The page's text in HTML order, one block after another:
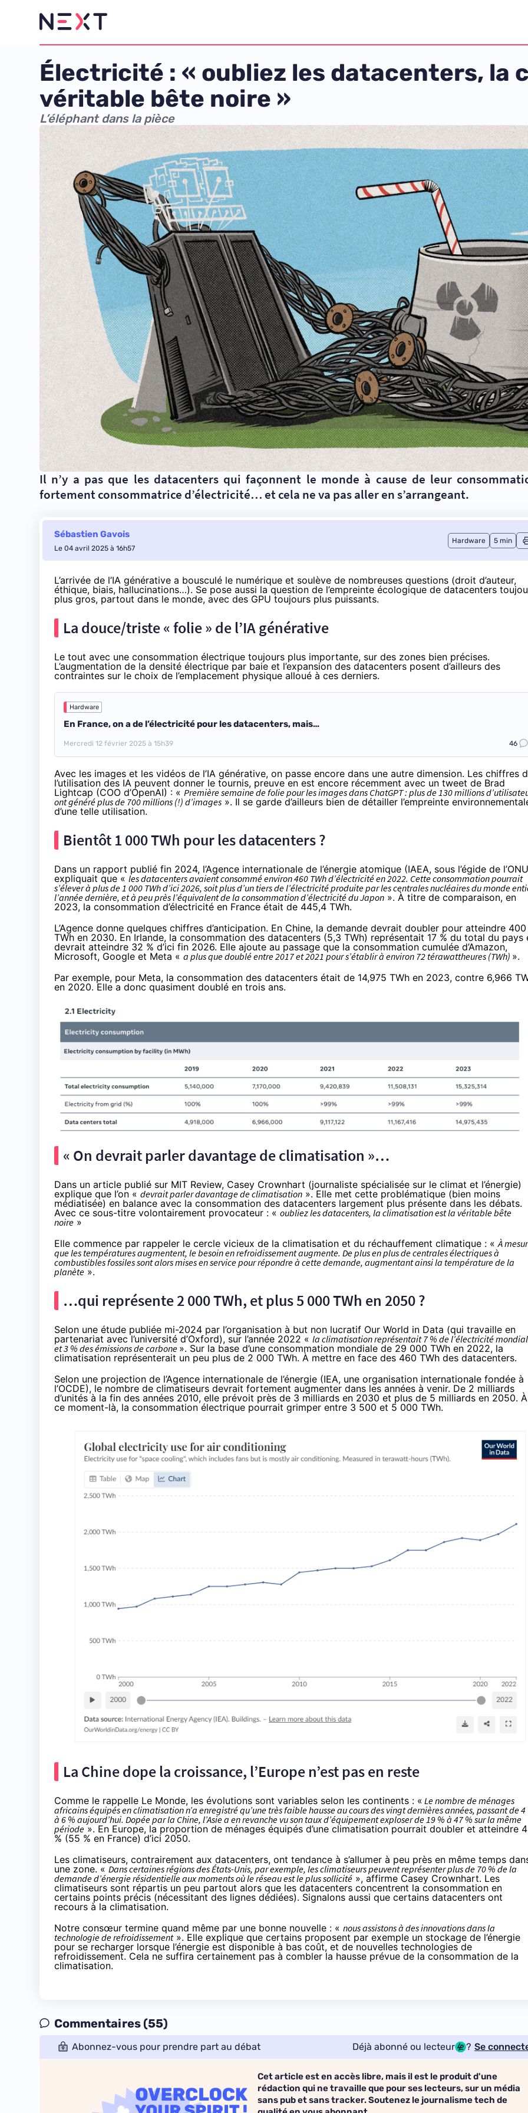
Électricité : « oubliez les datacenters, la
véritable bête noire »
L’éléphant dans la pièce
Il n’y a pas que les datacenters qui façonnent le monde à cause de leur
fortement consommatrice d’électricité… et cela ne va pas aller en s’arrangeant.
Sébastien Gavois
Le 04 avril 2025 à 16h57
Hardware 5 min
L’arrivée de l’IA générative a bousculé le numérique et soulève de nombreuses questions (droit d’auteur,
éthique, biais, hallucinations…). Se pose aussi la question de l’empreinte écologique de datacenters
plus gros, partout dans le monde, avec des GPU toujours plus puissants.
La douce/triste « folie » de l’IA générative
Le tout avec une consommation électrique toujours plus importante, sur des zones bien précises.
L’augmentation de la densité électrique par baie et l’expansion des datacenters posent d’ailleurs des
contraintes sur le choix de l’emplacement physique alloué à ces derniers.
Hardware
En France, on a de l’électricité pour les datacenters, mais…
Mercredi 12 février 2025 à 15h39 46
Avec les images et les vidéos de l’IA générative, on passe encore dans une autre dimension. Les chiffres
l’utilisation des IA peuvent donner le tournis, preuve en est encore récemment avec un tweet de Brad
Lightcap (COO d’OpenAI) : « Première semaine de folie pour les images dans ChatGPT : plus de 130 millions
ont généré plus de 700 millions (!) d’images ». Il se garde d’ailleurs bien de détailler l’empreinte
d’une telle utilisation.
Bientôt 1 000 TWh pour les datacenters ?
Dans un rapport publié fin 2024, l’Agence internationale de l’énergie atomique (IAEA, sous l’égide de
expliquait que « les datacenters avaient consommé environ 460 TWh d’électricité en 2022. Cette consommation pourrait
s’élever à plus de 1 000 TWh d’ici 2026, soit plus d’un tiers de l’électricité produite par les centrales nucléaires du monde
l’année dernière, et à peu près l’équivalent de la consommation d’électricité du Japon ». À titre de comparaison, en
2023, la consommation d’électricité en France était de 445,4 TWh.
L’Agence donne quelques chiffres d’anticipation. En Chine, la demande devrait doubler pour atteindre 400
TWh en 2030. En Irlande, la consommation des datacenters (5,3 TWh) représentait 17 % du total du pays
devrait atteindre 32 % d’ici fin 2026. Elle ajoute au passage que la consommation cumulée d’Amazon,
Microsoft, Google et Meta « a plus que doublé entre 2017 et 2021 pour s’établir à environ 72 térawattheures (TWh) ».
Par exemple, pour Meta, la consommation des datacenters était de 14,975 TWh en 2023, contre 6,966
en 2020. Elle a donc quasiment doublé en trois ans.
« On devrait parler davantage de climatisation »…
Dans un article publié sur MIT Review, Casey Crownhart (journaliste spécialisée sur le climat et l’énergie)
explique que l’on « devrait parler davantage de climatisation ». Elle met cette problématique (bien moins
médiatisée) en balance avec la consommation des datacenters largement plus présente dans les débats.
Avec ce sous-titre volontairement provocateur : « oubliez les datacenters, la climatisation est la véritable bête
noire »
Elle commence par rappeler le cercle vicieux de la climatisation et du réchauffement climatique : «À
que les températures augmentent, le besoin en refroidissement augmente. De plus en plus de centrales électriques à
combustibles fossiles sont alors mises en service pour répondre à cette demande, augmentant ainsi la température de la
planète ».
…qui représente 2 000 TWh, et plus 5 000 TWh en 2050 ?
Selon une étude publiée mi-2024 par l’organisation à but non lucratif Our World in Data (qui travaille en
partenariat avec l’université d’Oxford), sur l’année 2022 « la climatisation représentait 7 % de l’électricité
et 3 % des émissions de carbone ». Sur la base d’une consommation mondiale de 29 000 TWh en 2022, la
climatisation représenterait un peu plus de 2 000 TWh. À mettre en face des 460 TWh des datacenters.
Selon une projection de l’Agence internationale de l’énergie (IEA, une organisation internationale fondée à
l’OCDE), le nombre de climatiseurs devrait fortement augmenter dans les années à venir. De 2 milliards
d’unités à la fin des années 2010, elle prévoit près de 3 milliards en 2030 et plus de 5 milliards en 2050. À
ce moment-là, la consommation électrique pourrait grimper entre 3 500 et 5 000 TWh.
La Chine dope la croissance, l’Europe n’est pas en reste
Comme le rappelle Le Monde, les évolutions sont variables selon les continents : « Le nombre de ménages
africains équipés en climatisation n’a enregistré qu’une très faible hausse au cours des vingt dernières années, passant de 4
à 6 % aujourd’hui. Dopée par la Chine, l’Asie a en revanche vu son taux d’équipement exploser de 19 % à 47 % sur la même
période». En Europe, la proportion de ménages équipés d’une climatisation pourrait doubler et atteindre
% (55 % en France) d’ici 2050.
Les climatiseurs, contrairement aux datacenters, ont tendance à s’allumer à peu près en même temps
une zone. « Dans certaines régions des États-Unis, par exemple, les climatiseurs peuvent représenter plus de 70 % de la
demande d’énergie résidentielle aux moments où le réseau est le plus sollicité », affirme Casey Crownhart. Les
climatiseurs sont répartis un peu partout alors que les datacenters concentrent la consommation en
certains points précis (nécessitant des lignes dédiées). Signalons aussi que certains datacenters ont
recours à la climatisation.
Notre consœur termine quand même par une bonne nouvelle : « nous assistons à des innovations dans la
technologie de refroidissement». Elle explique que certains proposent par exemple un stockage de l’énergie
pour se recharger lorsque l’énergie est disponible à bas coût, et de nouvelles technologies de
refroidissement. Cela ne suffira certainement pas à combler la hausse prévue de la consommation de la
climatisation.
Commentaires (55)
Abonnez-vous pour prendre part au débat Déjà abonné ou lecteur ? Se
Cet article est en accès libre, mais il est le produit d'une
rédaction qui ne travaille que pour ses lecteurs, sur un média
sans pub et sans tracker. Soutenez le journalisme tech de